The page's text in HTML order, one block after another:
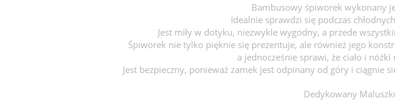
Bambusowy śpiworek wykonany
Idealnie sprawdzi się podczas
Jest miły w dotyku, niezwykle wygodny, a przede
Śpiworek nie tylko pięknie się prezentuje, ale również jego
a jednocześnie sprawi, że ciało i
Jest bezpieczny, ponieważ zamek jest odpinany od góry i ciągnie
Dedykowany